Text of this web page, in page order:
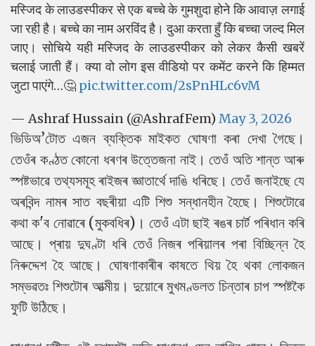
मस्जिद के लाउडस्पीकर से एक बच्चे के गुमशुदा होने कि आवाज़ लगाई
जा रही है। बच्चे का नाम अरविंद है। दुआ करता हुँ कि बच्चा जल्द मिल
जाए। सोचिये यही मस्जिद के लाउडस्पीकर को लेकर कैसी खबरें
चलाई जाती हैं। क्या वो लोग इस वीडियो पर कमेंट करने कि हिम्मत
जुटा पाएंगे…🤔 pic.twitter.com/2sPnHLc6vM
— Ashraf Hussain (@AshrafFem) May 3, 2026
ভিডিঅ’টোত এজন ব্যক্তিক মাইকত ঘোষণা কৰা দেখা গৈছে।
তেওঁৰ কণ্ঠত কোনো ধৰণৰ উত্তেজনা নাই। তেওঁ অতি শান্ত আৰু
স্পষ্টভাৱে তথ্যসমূহ ৰাইজৰ জ্ঞাতাৰ্থে দাঙি ধৰিছে। তেওঁ জনাইছে যে
অৰবিন্দ নামৰ সাত বছৰীয়া এটি শিশু সন্ধানহীন হৈছে। শিশুটোৱে
কথা ক'ব নোৱাৰে (মুকবধিৰ)। তেওঁ এটা ছাই ৰঙৰ চাৰ্ট পৰিধান কৰি
আছে। প্ৰায় দুঘণ্টা ধৰি তেওঁ নিজৰ পৰিয়ালৰ পৰা বিচ্ছিন্ন হৈ
নিৰুদ্দেশ হৈ আছে। ঘোষণাকাৰীৰ কাষতে থিয় হৈ থকা লোকজন
সম্ভৱতঃ শিশুটোৰ আত্মীয়। দুয়োৰে মুখমণ্ডলত চিন্তাৰ চাপ স্পষ্টকৈ
ফুটি উঠিছে।